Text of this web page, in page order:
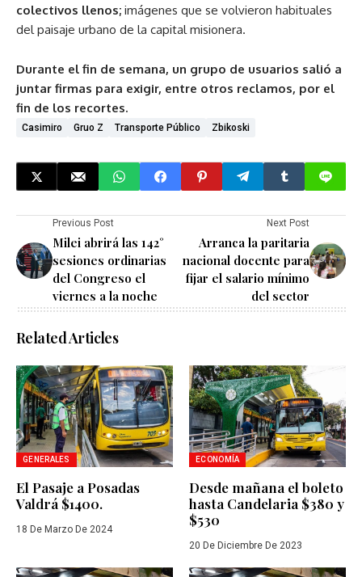
colectivos llenos; imágenes que se volvieron habituales
del paisaje urbano de la capital misionera.
Durante el fin de semana, un grupo de usuarios salió a
juntar firmas para exigir, entre otros reclamos, por el
fin de los recortes.
Casimiro Gruo Z Transporte Público Zbikoski
Previous Post
Milei abrirá las 142°
sesiones ordinarias
del Congreso el
viernes a la noche
Next Post
Arranca la paritaria
nacional docente para
fijar el salario mínimo
del sector
Related Articles
GENERALES
El Pasaje a Posadas
Valdrá $1400.
18 De Marzo De 2024
ECONOMÍA
Desde mañana el boleto
hasta Candelaria $380 y
$530
20 De Diciembre De 2023